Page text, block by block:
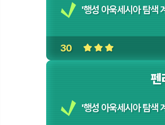
'행성 아욱세시아 탐색
30
펜
'행성 아욱세시아 탐색